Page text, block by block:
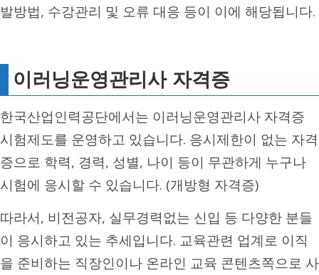
발방법, 수강관리 및 오류 대응 등이 이에 해당됩니다.
이러닝운영관리사 자격증
한국산업인력공단에서는 이러닝운영관리사 자격증
시험제도를 운영하고 있습니다. 응시제한이 없는 자격
증으로 학력, 경력, 성별, 나이 등이 무관하게 누구나
시험에 응시할 수 있습니다. (개방형 자격증)
따라서, 비전공자, 실무경력없는 신입 등 다양한 분들
이 응시하고 있는 추세입니다. 교육관련 업계로 이직
을 준비하는 직장인이나 온라인 교육 콘텐츠쪽으로 사